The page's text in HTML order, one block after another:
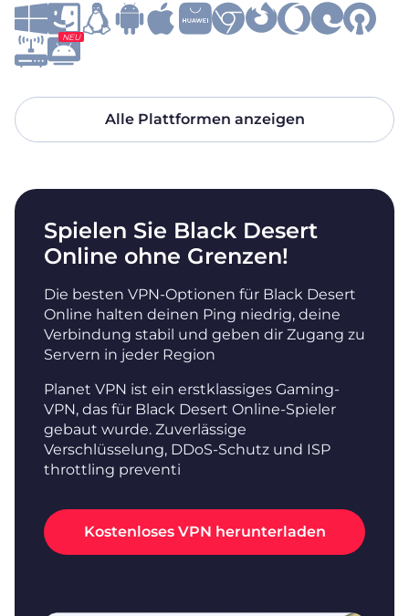
NEU
Alle Plattformen anzeigen
Spielen Sie Black Desert
Online ohne Grenzen!
Die besten VPN-Optionen für Black Desert
Online halten deinen Ping niedrig, deine
Verbindung stabil und geben dir Zugang zu
Servern in jeder Region
Planet VPN ist ein erstklassiges Gaming-
VPN, das für Black Desert Online-Spieler
gebaut wurde. Zuverlässige
Verschlüsselung, DDoS-Schutz und ISP
throttling preventi
Kostenloses VPN herunterladen